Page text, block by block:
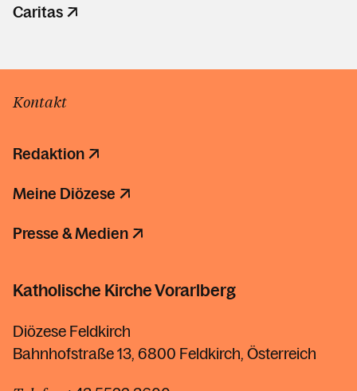
Caritas
Kontakt
Redaktion
Meine Diözese
Presse & Medien
Katholische Kirche Vorarlberg
Diözese Feldkirch
Bahnhofstraße 13, 6800 Feldkirch, Österreich